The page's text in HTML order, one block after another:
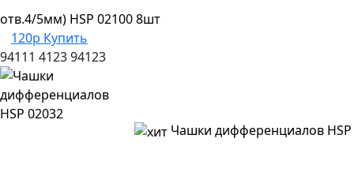
отв.4/5мм) HSP 02100 8шт
120р Купить
94111 412394123
Чашки дифференциалов HSP